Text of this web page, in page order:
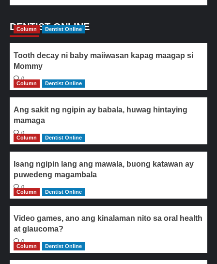
DENTIST ONLINE
Column Dentist Online
Tooth decay ni baby maiiwasan kapag maagap si
Mommy
0
Column
Dentist Online
Ang sakit ng ngipin ay babala, huwag hintaying
mamaga
0
Column
Dentist Online
Isang ngipin lang ang mawala, buong katawan ay
puwedeng magambala
0
Column
Dentist Online
Video games, ano ang kinalaman nito sa oral health
at glaucoma?
0
Column
Dentist Online